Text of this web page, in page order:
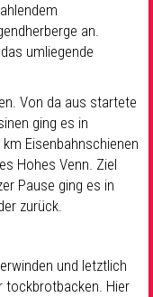
an.
umliegende
Von da aus startete
ging es in
Eisenbahnschienen
Hohes Venn. Ziel
Pause ging es in
zurück.
und letztlich
tockbrotbacken. Hier